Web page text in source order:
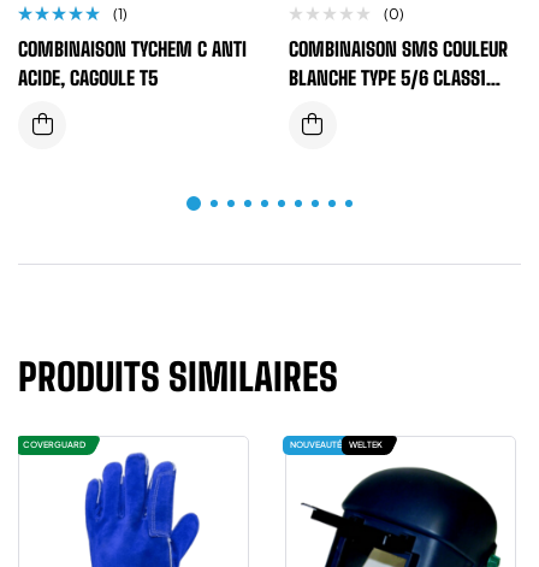
Note
5.00sur
5
(1)
COMBINAISON TYCHEM C ANTI
ACIDE, CAGOULE T5
(0)
COMBINAISON SMS COULEUR
BLANCHE TYPE 5/6 CLASS1
POIDS 55 GRAMMES
PRODUITS SIMILAIRES
COVERGUARD NOUVEAUTÉ WELTEK